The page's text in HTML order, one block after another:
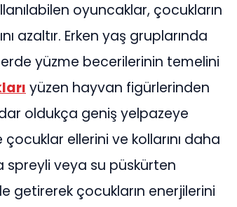
oyuncaklar, çocukların
azaltır. Erken yaş gruplarında
yüzme becerilerinin temelini
yüzen hayvan figürlerinden
oldukça geniş yelpazeye
ellerini ve kollarını daha
spreyli veya su püskürten
getirerek çocukların enerjilerini